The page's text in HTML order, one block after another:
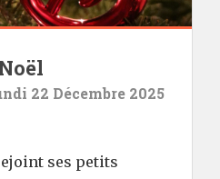
22 Décembre 2025
ses petits